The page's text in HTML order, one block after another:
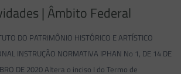
| Âmbito Federal
DO PATRIMÔNIO HISTÓRICO E ARTÍSTICO
INSTRUÇÃO NORMATIVA IPHAN No 1, DE 14 DE
DE 2020 Altera o inciso I do Termo de